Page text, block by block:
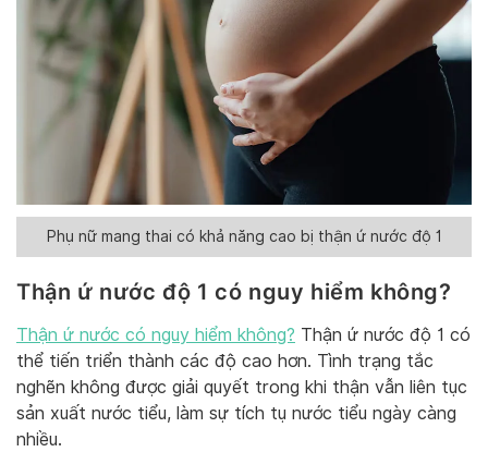
Phụ nữ mang thai có khả năng cao bị thận ứ nước độ 1
Thận ứ nước độ 1 có nguy hiểm không?
Thận ứ nước có nguy hiểm không? Thận ứ nước độ 1 có
thể tiến triển thành các độ cao hơn. Tình trạng tắc
nghẽn không được giải quyết trong khi thận vẫn liên tục
sản xuất nước tiểu, làm sự tích tụ nước tiểu ngày càng
nhiều.